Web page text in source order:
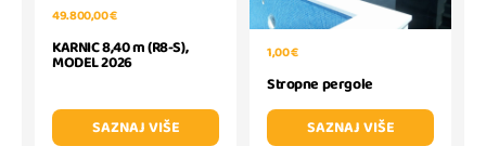
49.800,00 €
KARNIC 8,40 m (R8-S),
MODEL 2026
SAZNAJ VIŠE
1,00 €
Stropne pergole
SAZNAJ VIŠE